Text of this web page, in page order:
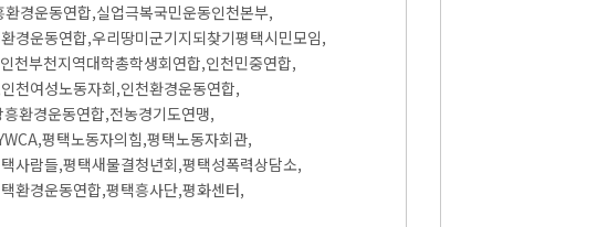
경운동연합,실업극복국민운동인천본부,
경운동연합,우리땅미군기지되찾기평택시민모임,
천부천지역대학총학생회연합,인천민중연합,
천여성노동자회,인천환경운동연합,
환경운동연합,전농경기도연맹,
평택노동자의힘,평택노동자회관,
사람들,평택새물결청년회,평택성폭력상담소,
환경운동연합,평택흥사단,평화센터,